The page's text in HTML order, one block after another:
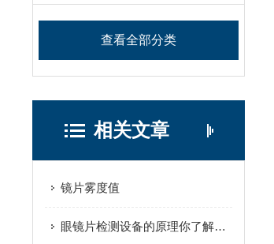
查看全部分类
相关文章
镜片雾度值
眼镜片检测设备的原理你了解多少？